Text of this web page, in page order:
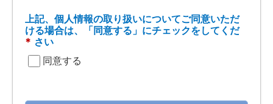
上記、個人情報の取り扱いについてご同意いただ
ける場合は、「同意する」にチェックをしてくだ
さい
*
同意する